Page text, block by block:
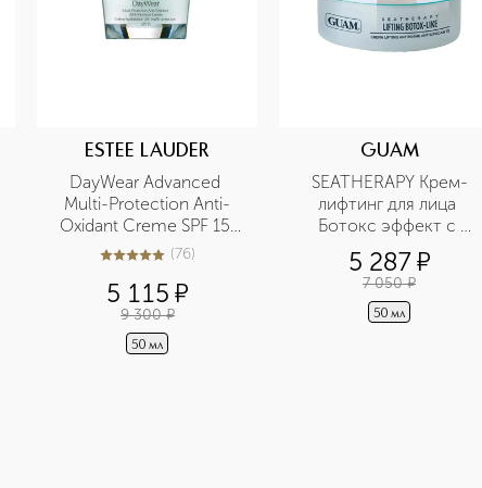
ESTEE LAUDER
DayWear Advanced
Multi-Protection Anti-
Oxidant Creme SPF 15
Многофункциональный
антиоксидантами
4.9из576 (76)
5 115 ¤
9 300 ¤
50 мл
GUAM
SEATHERAPY Крем-
лифтинг для лица
Ботокс эффект с
гиалуроновой
5 287¤
7 050 ¤
50 мл